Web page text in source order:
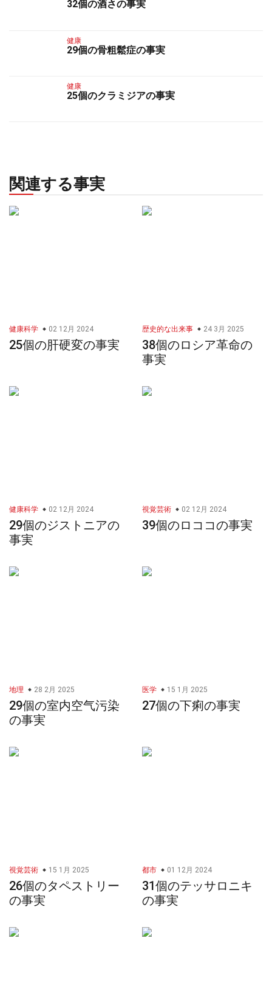
32個の酒さの事実
健康
29個の骨粗鬆症の事実
健康
25個のクラミジアの事実
関連する事実
健康科学 02 12月 2024
25個の肝硬変の事実
歴史的な出来事 24 3月 2025
38個のロシア革命の
事実
健康科学 02 12月 2024
29個のジストニアの
事実
視覚芸術 02 12月 2024
39個のロココの事実
地理 28 2月 2025
29個の室内空气污染
の事実
医学 15 1月 2025
27個の下痢の事実
視覚芸術 15 1月 2025
26個のタペストリー
の事実
都市 01 12月 2024
31個のテッサロニキ
の事実